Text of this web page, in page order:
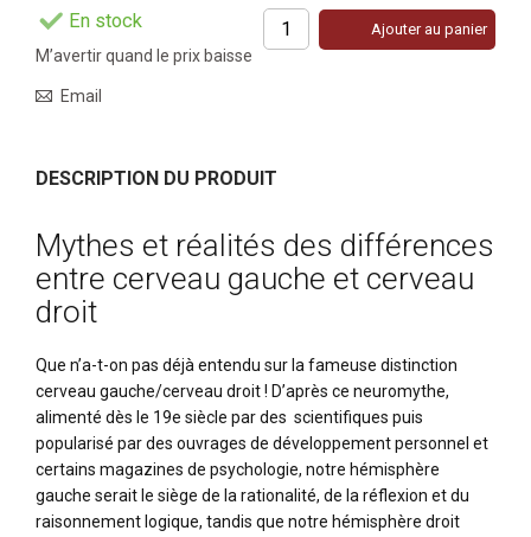
En stock Ajouter au panier
M’avertir quand le prix baisse
Email
DESCRIPTION DU PRODUIT
Mythes et réalités des différences
entre cerveau gauche et cerveau
droit
Que n’a-t-on pas déjà entendu sur la fameuse distinction
cerveau gauche/cerveau droit ! D’après ce neuromythe,
alimenté dès le 19e siècle par des scientifiques puis
popularisé par des ouvrages de développement personnel et
certains magazines de psychologie, notre hémisphère
gauche serait le siège de la rationalité, de la réflexion et du
raisonnement logique, tandis que notre hémisphère droit